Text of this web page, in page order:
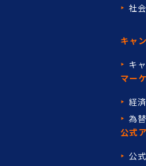
社
キャ
キ
マー
経
為
公式
公